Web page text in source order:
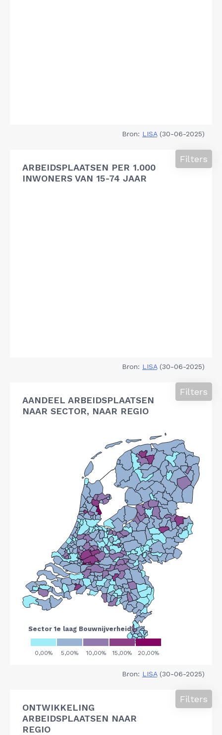
Bron: LISA(30-06-2025)
ARBEIDSPLAATSEN PER 1.000
INWONERS VAN 15-74 JAAR
Filters
Bron: LISA(30-06-2025)
AANDEEL ARBEIDSPLAATSEN
NAAR SECTOR, NAAR REGIO
Filters
Bron: LISA(30-06-2025)
ONTWIKKELING
ARBEIDSPLAATSEN NAAR
REGIO
Filters